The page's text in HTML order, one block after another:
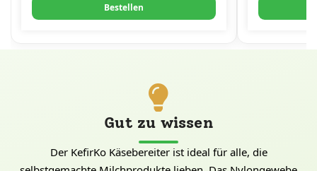
Bestellen
Gut zu wissen
Der KefirKo Käsebereiter ist ideal für alle, die